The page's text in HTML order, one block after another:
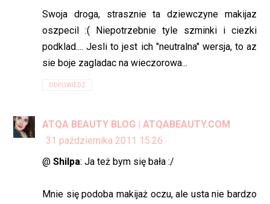
Swoja droga, strasznie ta dziewczyne makijaz
oszpecil :( Niepotrzebnie tyle szminki i ciezki
podklad.... Jesli to jest ich "neutralna" wersja, to az
sie boje zagladac na wieczorowa...
ODPOWIEDZ
ATQA BEAUTY BLOG | ATQABEAUTY.COM
31 października 2011 15:26
@Shilpa: Ja też bym się bała :/
Mnie się podoba makijaż oczu, ale usta nie bardzo